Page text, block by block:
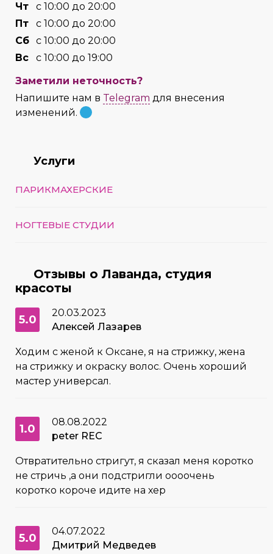
Чт
с 10:00 до 20:00
Пт
с 10:00 до 20:00
Сб с 10:00 до 20:00
Вс
с 10:00 до 19:00
Заметили неточность?
Напишите нам в Telegram для внесения
изменений.
Услуги
ПАРИКМАХЕРСКИЕ
НОГТЕВЫЕ СТУДИИ
Отзывы о Лаванда, студия
красоты
5.0
20.03.2023
Алексей Лазарев
Ходим с женой к Оксане, я на стрижку, жена
на стрижку и окраску волос. Очень хороший
мастер универсал.
1.0
08.08.2022
peter REC
Отвратительно стригут, я сказал меня коротко
не стричь ,а они подстригли оооочень
коротко короче идите на хер
5.0
04.07.2022
Дмитрий Медведев